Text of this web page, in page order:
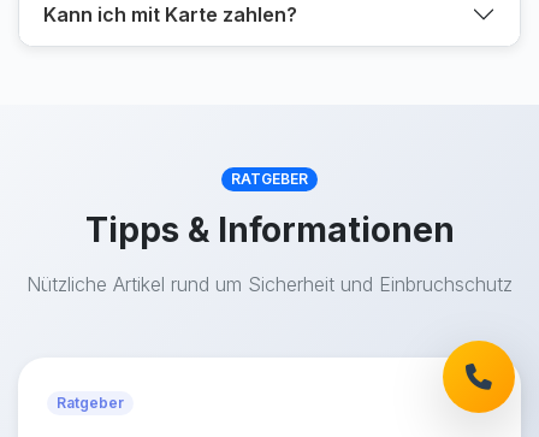
Kann ich mit Karte zahlen?
RATGEBER
Tipps & Informationen
Nützliche Artikel rund um Sicherheit und Einbruchschutz
Ratgeber